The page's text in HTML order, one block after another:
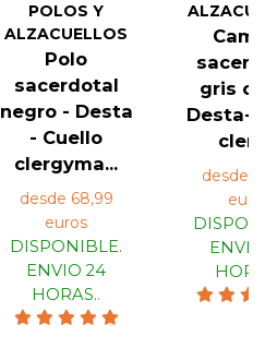
POLOS Y
ALZACUELLOS
Polo
sacerdotal
negro - Desta
- Cuello
clergyma...
desde 68,99
euros
DISPONIBLE.
ENVIO 24
HORAS..
gris
Desta-
desde